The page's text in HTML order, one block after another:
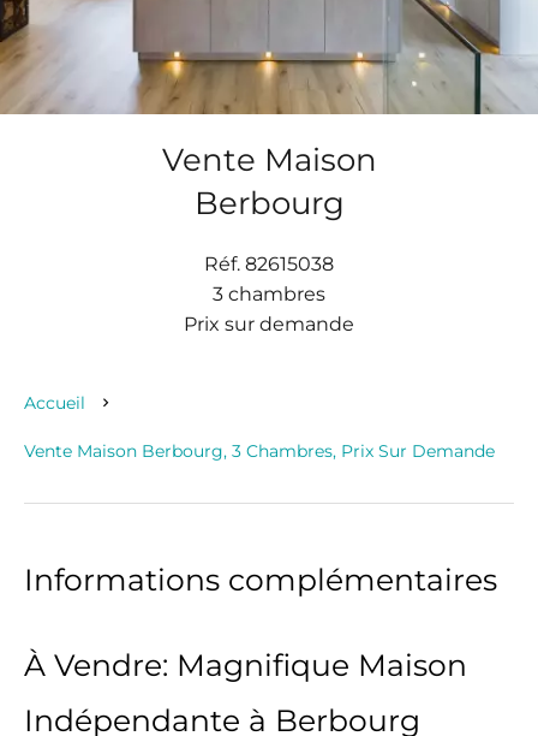
Vente Maison
Berbourg
Réf. 82615038
3 chambres
Prix sur demande
Accueil
Vente Maison Berbourg, 3 Chambres, Prix Sur Demande
Informations complémentaires
À Vendre: Magnifique Maison
Indépendante à Berbourg